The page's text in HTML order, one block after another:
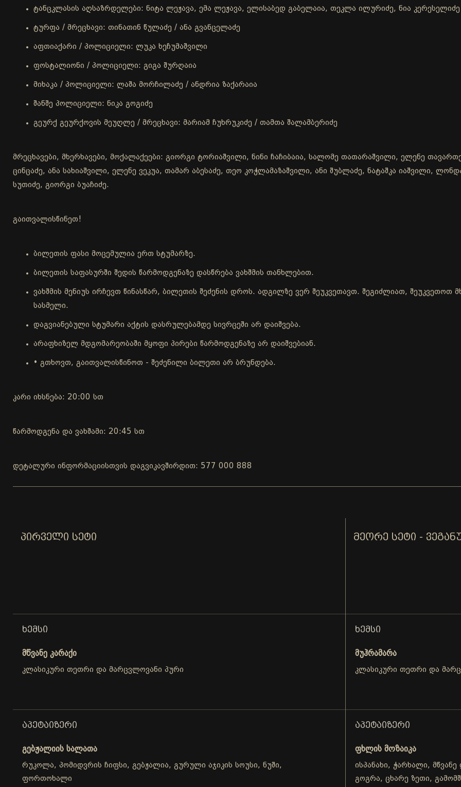
ტანცკლასის აღსაზრდელები: ნიტა ლეჟავა, ემა ლეჟავა, ელისაბედ გაბელაია, თეკლა ილურიძე, ნია კერესელიძე
ტურფა / მრეცხავი: თინათინ წულაძე / ანა გვანცელაძე
აფთიაქარი / პოლიციელი: ლუკა ხეჩუმაშვილი
ფოსტალიონი / პოლიციელი: გიგა შურღაია
მიხაკა / პოლიციელი: ლაშა მორჩილაძე / ანდრია ზაქარაია
შანშე პოლიციელი: ნიკა გოგიძე
გეურქ გეურქოვის მეუღლე / მრეცხავი: მარიამ ჩუხრუკიძე / თამთა შალამბერიძე
მრეცხავები, მხერხავები, მოქალაქეები: გიორგი ტორიაშვილი, ნინი ჩაჩიბაია, სალომე თათარაშვილი, ელენე
ცინცაძე, ანა სახიაშვილი, ელენე ვეკუა, თამარ აბესაძე, თეო კოჭლამაზაშვილი, ანი შუბლაძე, ნატაშკა იაშვილი,
სუთიძე, გიორგი ბუაჩიძე.
გაითვალისწინეთ!
ბილეთის ფასი მოცემულია ერთ სტუმარზე.
ბილეთის საფასურში შედის წარმოდგენაზე დასწრება ვახშმის თანხლებით.
ვახშმის მენიუს ირჩევთ წინასწარ, ბილეთის შეძენის დროს. ადგილზე ვერ შეუკვეთავთ. შეგიძლიათ,
სასმელი.
დაგვიანებული სტუმარი აქტის დასრულებამდე სივრცეში არ დაიშვება.
არაფხიზელ მდგომარეობაში მყოფი პირები წარმოდგენაზე არ დაიშვებიან.
• გთხოვთ, გაითვალისწინოთ - შეძენილი ბილეთი არ ბრუნდება.
კარი იხსნება: 20:00 სთ
წარმოდგენა და ვახშამი: 20:45 სთ
დეტალური ინფორმაციისთვის დაგვიკავშირდით: 577 000 888
ᲞᲘᲠᲕᲔᲚᲘ ᲡᲔᲢᲘ
ᲮᲔᲛᲡᲘ
მწვანე კარაქი
კლასიკური თეთრი და მარცვლოვანი პური
ᲐᲞᲔᲢᲐᲘᲖᲔᲠᲘ
გებჟალიის სალათა
რუკოლა, პომიდვრის ჩიფსი, გებჟალია, გურული აჯიკის სოუსი, ნუში,
ფორთოხალი
ᲛᲔᲝᲠᲔ ᲡᲔᲢᲘ -
ᲮᲔᲛᲡᲘ
მუჰრამარა
კლასიკური თეთრი და
ᲐᲞᲔᲢᲐᲘᲖᲔᲠᲘ
ფხლის მოზაიკა
ისპანახი, ჭარხალი,
გოგრა, ცხარე ზეთი,